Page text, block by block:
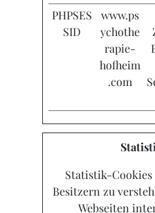
PHPSES
SID
www.ps
ychothe
rapie-
hofheim
.com
Statistik-Cookies
Besitzern zu
Webseiten